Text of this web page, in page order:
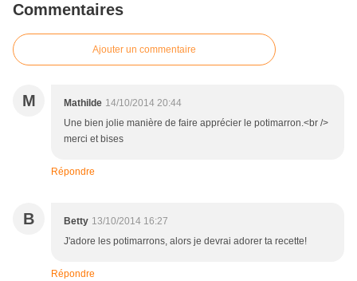
Commentaires
Ajouter un commentaire
M Mathilde 14/10/2014 20:44
Une bien jolie manière de faire apprécier le potimarron.<br />
merci et bises
Répondre
B Betty 13/10/2014 16:27
J'adore les potimarrons, alors je devrai adorer ta recette!
Répondre